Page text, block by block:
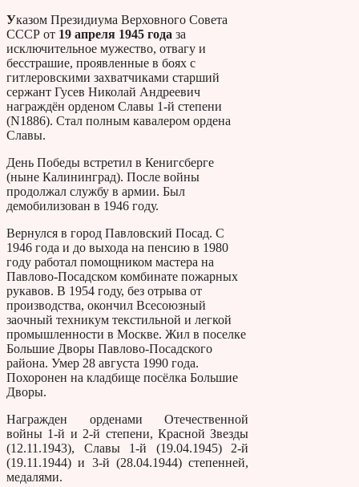
Указом Президиума Верховного Совета
СССР от 19 апреля 1945 года за
исключительное мужество, отвагу и
бесстрашие, проявленные в боях с
гитлеровскими захватчиками старший
сержант Гусев Николай Андреевич
награждён орденом Славы 1-й степени
(N1886). Стал полным кавалером ордена
Славы.
День Победы встретил в Кенигсберге
(ныне Калининград). После войны
продолжал службу в армии. Был
демобилизован в 1946 году.
Вернулся в город Павловский Посад. С
1946 года и до выхода на пенсию в 1980
году работал помощником мастера на
Павлово-Посадском комбинате пожарных
рукавов. В 1954 году, без отрыва от
производства, окончил Всесоюзный
заочный техникум текстильной и легкой
промышленности в Москве. Жил в поселке
Большие Дворы Павлово-Посадского
района. Умер 28 августа 1990 года.
Похоронен на кладбище посёлка Большие
Дворы.
Награжден орденами Отечественной
войны 1-й и 2-й степени, Красной Звезды
(12.11.1943), Славы 1-й (19.04.1945) 2-й
(19.11.1944) и 3-й (28.04.1944) степенней,
медалями.